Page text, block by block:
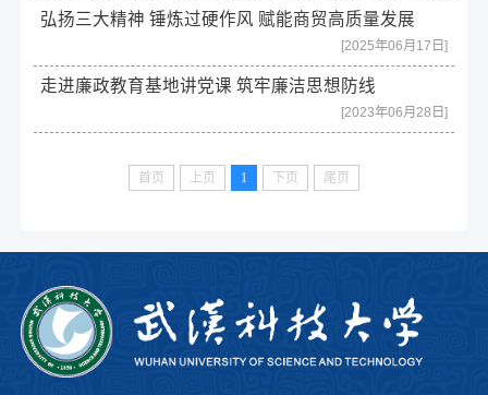
弘扬三大精神 锤炼过硬作风 赋能商贸高质量发展
[2025年06月17日]
走进廉政教育基地讲党课 筑牢廉洁思想防线
[2023年06月28日]
首页 上页 1 下页 尾页